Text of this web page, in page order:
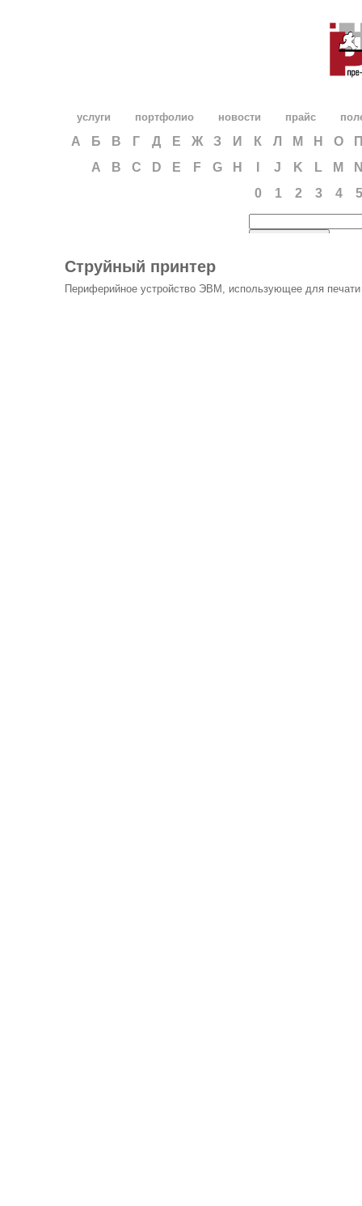
услуги портфолио новости прайс
А Б В Г Д Е Ж З И К Л М Н О
A
B C D E F G H J K L M
0
1 2 3 4 5
Струйный принтер
Периферийное устройство ЭВМ, использующее для